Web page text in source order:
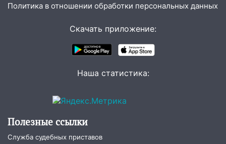
упавшее дерево или затопленную улицу
В Новом городе ураганным
ветром сорвало опалубку со
строящегося дома
В мэрии Ульяновска рассказали,
13:49 Стихия продолжает крушить
Ульяновск: дерево рухнуло на дом на
Орджоникидзе
Политика в отношении обработки персональных данных
Скачать приложение:
Наша статистика:
Полезные ссылки
Служба судебных приставов